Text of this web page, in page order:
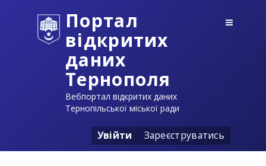
Портал
відкритих
даних
Тернополя
Вебпортал відкритих даних
Тернопільської міської ради
Увійти Зареєструватись